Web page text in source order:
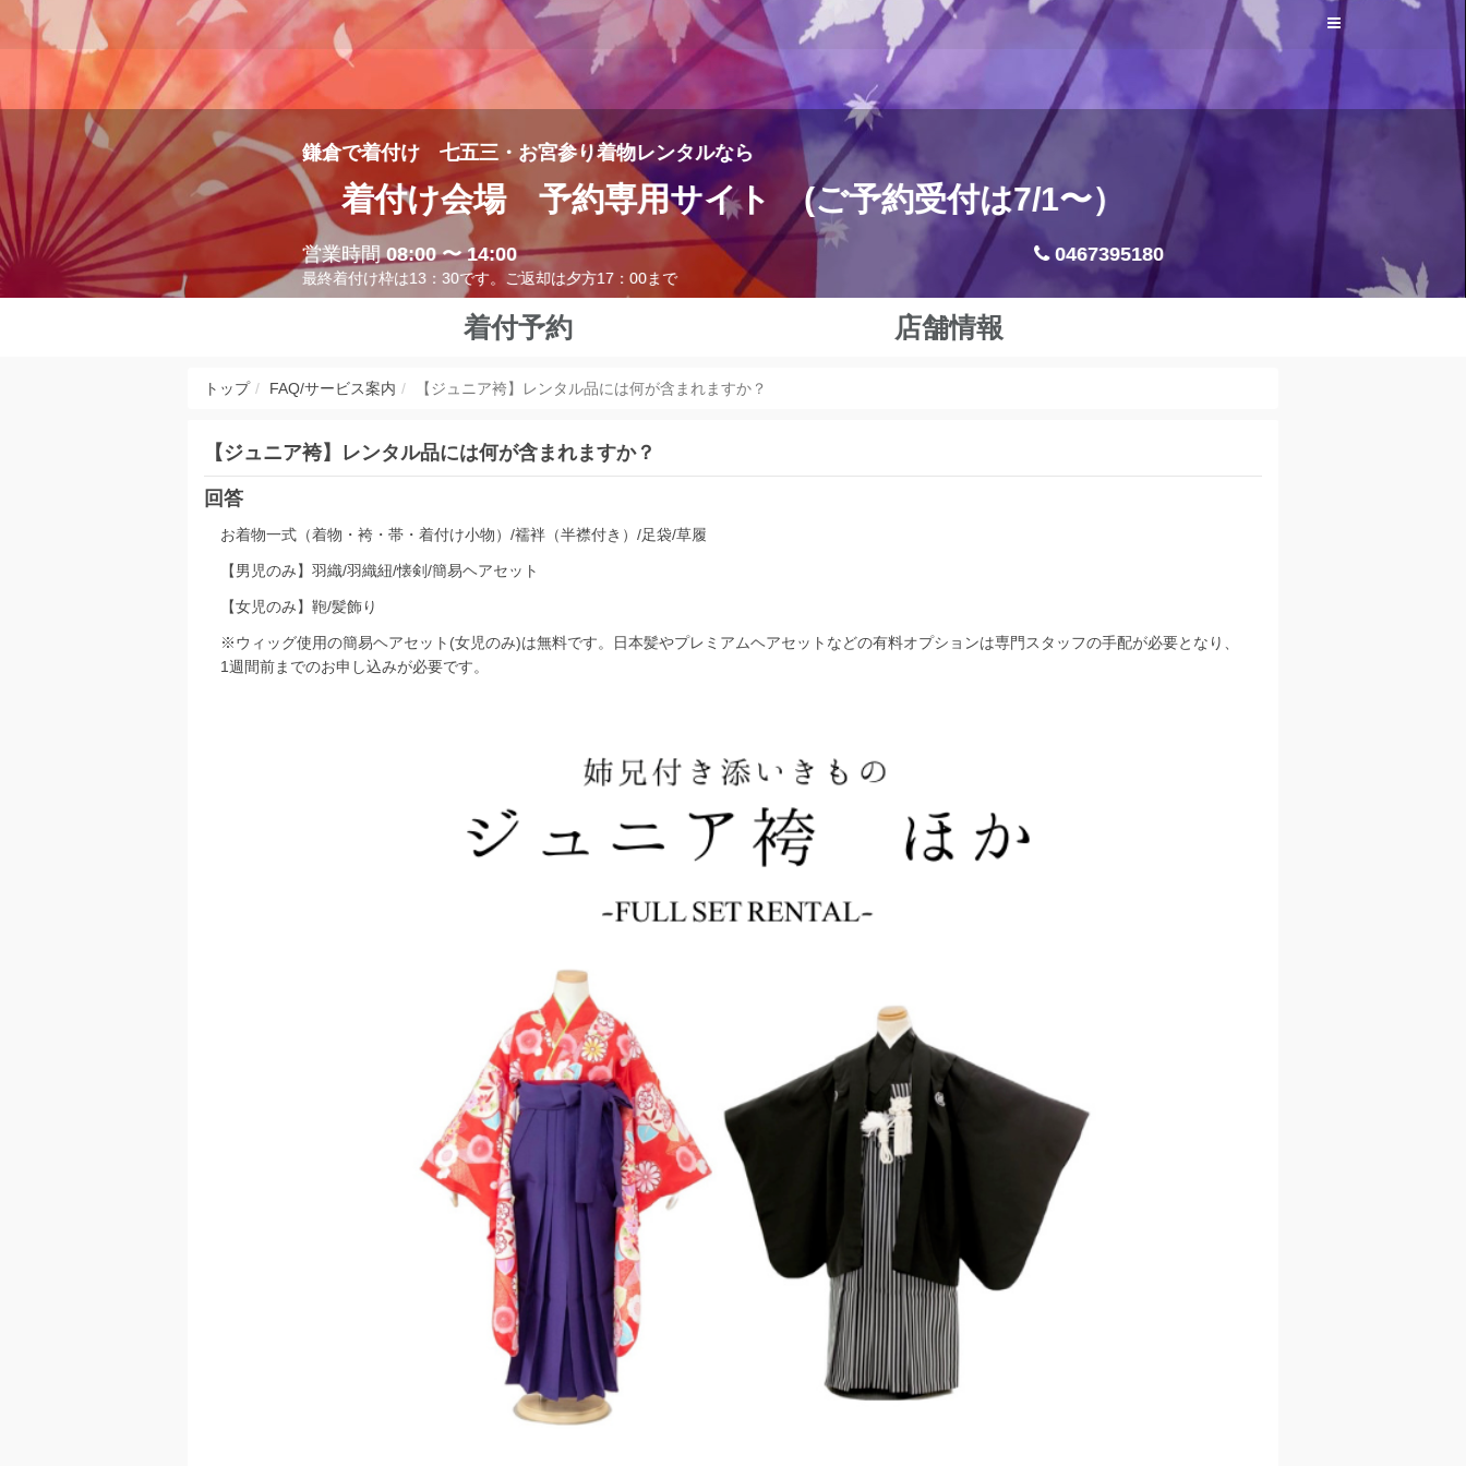
鎌倉で着付け 七五三・お宮参り着物レンタルなら
着付け会場 予約専用サイト (ご予約受付は7/1〜）
営業時間08:00 〜 14:00
最終着付け枠は13：30です。ご返却は夕方17：00まで
0467395180
着付予約 店舗情報
トップ FAQ/サービス案内 【ジュニア袴】レンタル品には何が含まれますか？
【ジュニア袴】レンタル品には何が含まれますか？
回答
お着物一式（着物・袴・帯・着付け小物）/襦袢（半襟付き）/足袋/草履
【男児のみ】羽織/羽織紐/懐剣/簡易ヘアセット
【女児のみ】鞄/髪飾り
※ウィッグ使用の簡易ヘアセット(女児のみ)は無料です。日本髪やプレミアムヘアセットなどの有料オプションは専門スタッフの手配が必要となり、
1週間前までのお申し込みが必要です。